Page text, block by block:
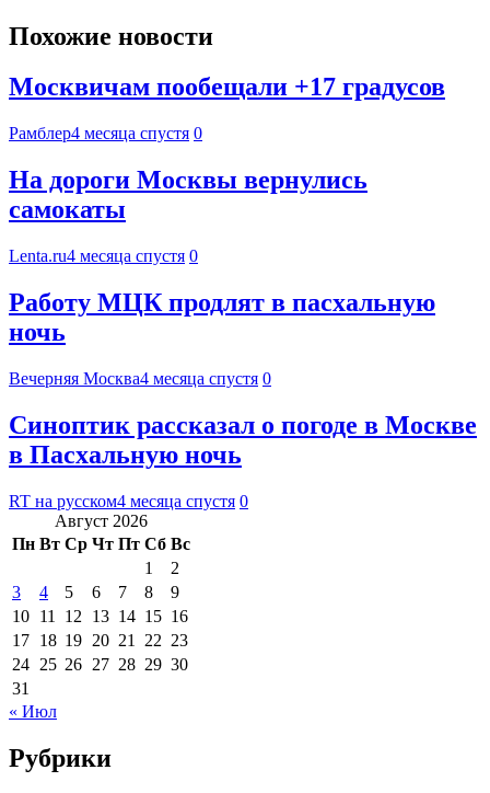
Похожие новости
Москвичам пообещали +17 градусов
Рамблер4 месяца спустя 0
На дороги Москвы вернулись
самокаты
Lenta.ru4 месяца спустя 0
Работу МЦК продлят в пасхальную
ночь
Вечерняя Москва4 месяца спустя 0
Синоптик рассказал о погоде в Москве
в Пасхальную ночь
RT на русском4 месяца спустя 0
Август 2026
Пн Вт Ср Чт Пт Сб Вс
1
2
3
4 5 6 7 8
9
10 11 12 13 14 15 16
17 18 19 20 21 22 23
24 25 26 27 28 29 30
31
« Июл
Рубрики